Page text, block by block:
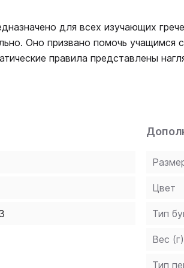
для всех изучающих
Оно призвано помочь учащимся
правила представлены
использование пособия на
Цвет
Тип
Вес (г)
Тип